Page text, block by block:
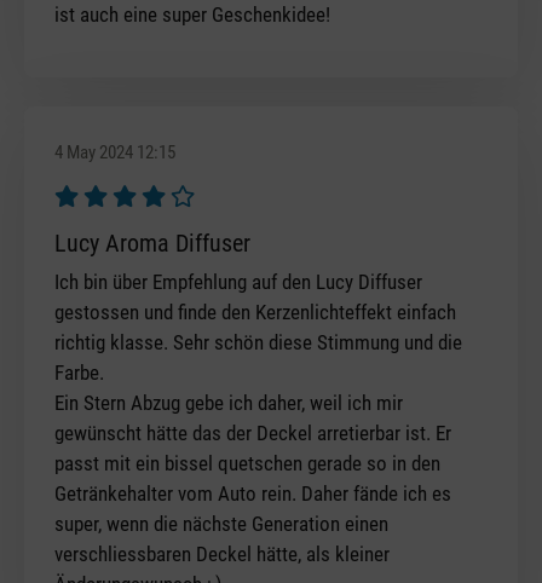
ist auch eine super Geschenkidee!
4 May 2024 12:15
Review with rating of 4 out of 5 stars
Lucy Aroma Diffuser
Ich bin über Empfehlung auf den Lucy Diffuser
gestossen und finde den Kerzenlichteffekt einfach
richtig klasse. Sehr schön diese Stimmung und die
Farbe.
Ein Stern Abzug gebe ich daher, weil ich mir
gewünscht hätte das der Deckel arretierbar ist. Er
passt mit ein bissel quetschen gerade so in den
Getränkehalter vom Auto rein. Daher fände ich es
super, wenn die nächste Generation einen
verschliessbaren Deckel hätte, als kleiner